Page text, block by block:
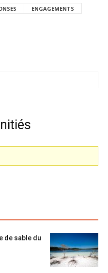
ENGAGEMENTS
de sable du